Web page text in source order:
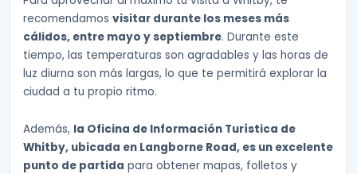
recomendamos visitar durante los meses más
cálidos, entre mayo y septiembre. Durante este
tiempo, las temperaturas son agradables y las horas de
luz diurna son más largas, lo que te permitirá explorar la
ciudad a tu propio ritmo.
Además, la Oficina de Información Turística de
Whitby, ubicada en Langborne Road, es un excelente
punto de partida para obtener mapas, folletos y